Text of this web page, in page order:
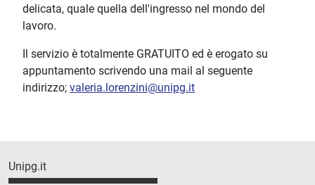
delicata, quale quella dell'ingresso nel mondo del
lavoro.
Il servizio è totalmente GRATUITO ed è erogato su
appuntamento scrivendo una mail al seguente
indirizzo; valeria.lorenzini@unipg.it
Unipg.it